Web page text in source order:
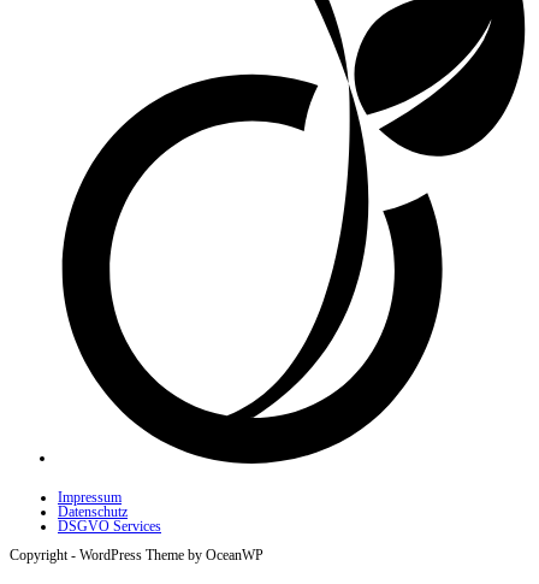
Impressum
Datenschutz
DSGVO Services
Copyright - WordPress Theme by OceanWP